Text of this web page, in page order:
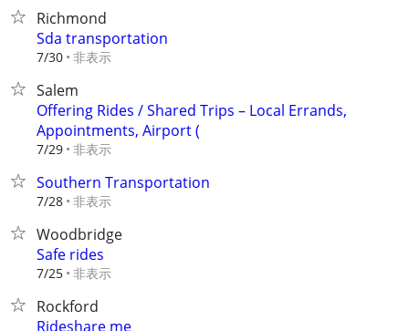
Richmond
Sda transportation
7/30 非表示
Salem
Offering Rides / Shared Trips – Local Errands,
Appointments, Airport (
7/29 非表示
Southern Transportation
7/28 非表示
Woodbridge
Safe rides
7/25 非表示
Rockford
Rideshare me